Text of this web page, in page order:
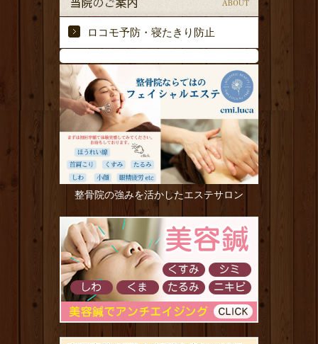
ロコモ予防・寝たきり防止
整骨院の強みを活かしたエステサロン